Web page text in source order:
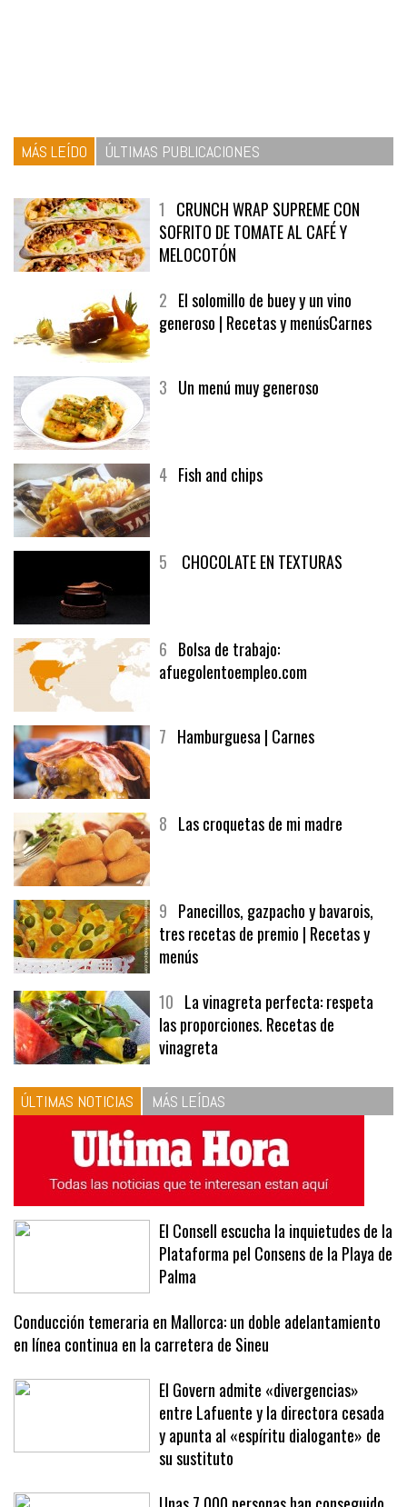
1CRUNCH WRAP SUPREME CON
SOFRITO DE TOMATE AL CAFÉ Y
MELOCOTÓN
2El solomillo de buey y un vino
6Bolsa de trabajo:
9Panecillos, gazpacho y bavarois,
tres recetas de premio | Recetas y
menús
10La vinagreta perfecta: respeta
las proporciones. Recetas de
vinagreta
ÚLTIMAS NOTICIAS MÁS LEÍDAS
El Consell escucha la inquietudes de la
Plataforma pel Consens de la Playa de
Palma
Conducción temeraria en Mallorca: un doble adelantamiento
en línea continua en la carretera de Sineu
El Govern admite «divergencias»
entre Lafuente y la directora cesada
y apunta al «espíritu dialogante» de
su sustituto